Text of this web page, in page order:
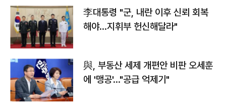
李대통령 "군, 내란 이후 신뢰 회복
해야…지휘부 헌신해달라"
與, 부동산 세제 개편안 비판 오세훈
에 '맹공'…"공급 억제기"